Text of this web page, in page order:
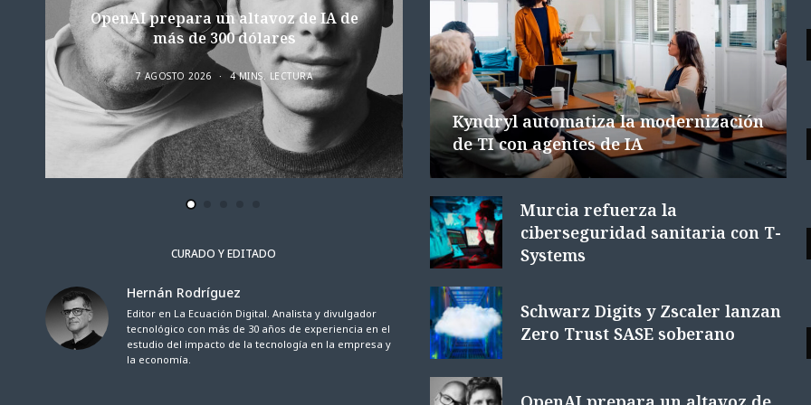
OpenAI prepara un altavoz de IA de
más de 300 dólares
7 AGOSTO 2026 4 MINS. LECTURA
Las tecnológicas europeas facturan
la integración de la IA
6 AGOSTO 2026 6 MINS. LECTURA
CURADO Y EDITADO
Hernán Rodríguez
Editor en La Ecuación Digital. Analista y divulgador
tecnológico con más de 30 años de experiencia en el
estudio del impacto de la tecnología en la empresa y
la economía.
Kyndryl automatiza la modernización
de TI con agentes de IA
Murcia refuerza la
ciberseguridad sanitaria con T-
Systems
Schwarz Digits y Zscaler lanzan
Zero Trust SASE soberano